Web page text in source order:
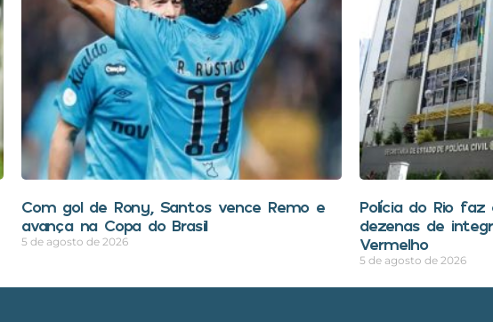
Com gol de Rony, Santos vence Remo e
avança na Copa do Brasil
5 de agosto de 2026
Polícia do Rio faz
dezenas de
Vermelho
5 de agosto de 2026